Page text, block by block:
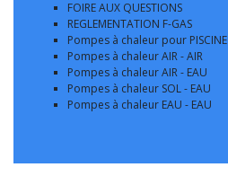
FOIRE AUX QUESTIONS
REGLEMENTATION F-GAS
Pompes à chaleur pour PISCINE
Pompes à chaleur AIR - AIR
Pompes à chaleur AIR - EAU
Pompes à chaleur SOL - EAU
Pompes à chaleur EAU - EAU